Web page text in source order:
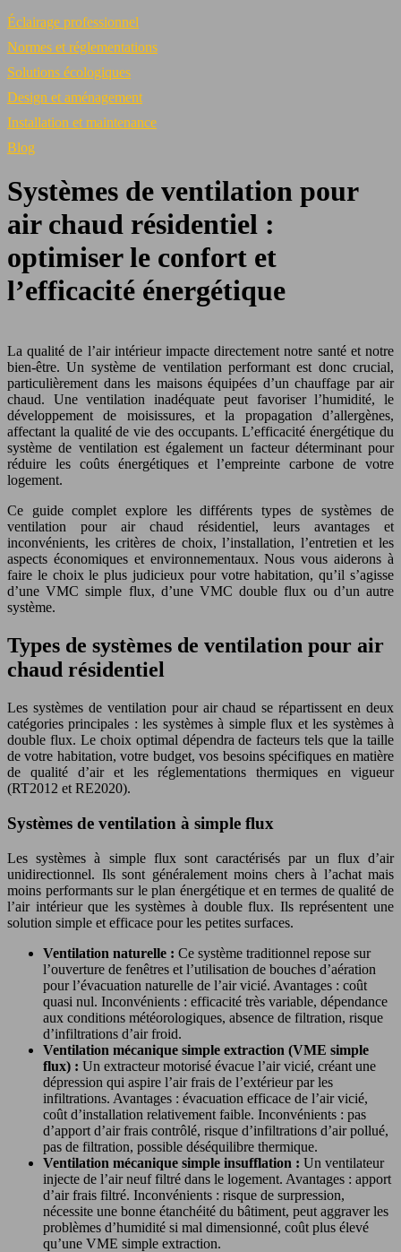
Éclairage professionnel
Normes et réglementations
Solutions écologiques
Design et aménagement
Installation et maintenance
Blog
Systèmes de ventilation pour
air chaud résidentiel :
optimiser le confort et
l’efficacité énergétique
La qualité de l’air intérieur impacte directement notre santé et notre
bien-être. Un système de ventilation performant est donc crucial,
particulièrement dans les maisons équipées d’un chauffage par air
chaud. Une ventilation inadéquate peut favoriser l’humidité, le
développement de moisissures, et la propagation d’allergènes,
affectant la qualité de vie des occupants. L’efficacité énergétique du
système de ventilation est également un facteur déterminant pour
réduire les coûts énergétiques et l’empreinte carbone de votre
logement.
Ce guide complet explore les différents types de systèmes de
ventilation pour air chaud résidentiel, leurs avantages et
inconvénients, les critères de choix, l’installation, l’entretien et les
aspects économiques et environnementaux. Nous vous aiderons à
faire le choix le plus judicieux pour votre habitation, qu’il s’agisse
d’une VMC simple flux, d’une VMC double flux ou d’un autre
système.
Types de systèmes de ventilation pour air
chaud résidentiel
Les systèmes de ventilation pour air chaud se répartissent en deux
catégories principales : les systèmes à simple flux et les systèmes à
double flux. Le choix optimal dépendra de facteurs tels que la taille
de votre habitation, votre budget, vos besoins spécifiques en matière
de qualité d’air et les réglementations thermiques en vigueur
(RT2012 et RE2020).
Systèmes de ventilation à simple flux
Les systèmes à simple flux sont caractérisés par un flux d’air
unidirectionnel. Ils sont généralement moins chers à l’achat mais
moins performants sur le plan énergétique et en termes de qualité de
l’air intérieur que les systèmes à double flux. Ils représentent une
solution simple et efficace pour les petites surfaces.
Ventilation naturelle : Ce système traditionnel repose sur
l’ouverture de fenêtres et l’utilisation de bouches d’aération
pour l’évacuation naturelle de l’air vicié. Avantages : coût
quasi nul. Inconvénients : efficacité très variable, dépendance
aux conditions météorologiques, absence de filtration, risque
d’infiltrations d’air froid.
Ventilation mécanique simple extraction (VME simple
flux) : Un extracteur motorisé évacue l’air vicié, créant une
dépression qui aspire l’air frais de l’extérieur par les
infiltrations. Avantages : évacuation efficace de l’air vicié,
coût d’installation relativement faible. Inconvénients : pas
d’apport d’air frais contrôlé, risque d’infiltrations d’air pollué,
pas de filtration, possible déséquilibre thermique.
Ventilation mécanique simple insufflation : Un ventilateur
injecte de l’air neuf filtré dans le logement. Avantages : apport
d’air frais filtré. Inconvénients : risque de surpression,
nécessite une bonne étanchéité du bâtiment, peut aggraver les
problèmes d’humidité si mal dimensionné, coût plus élevé
qu’une VME simple extraction.